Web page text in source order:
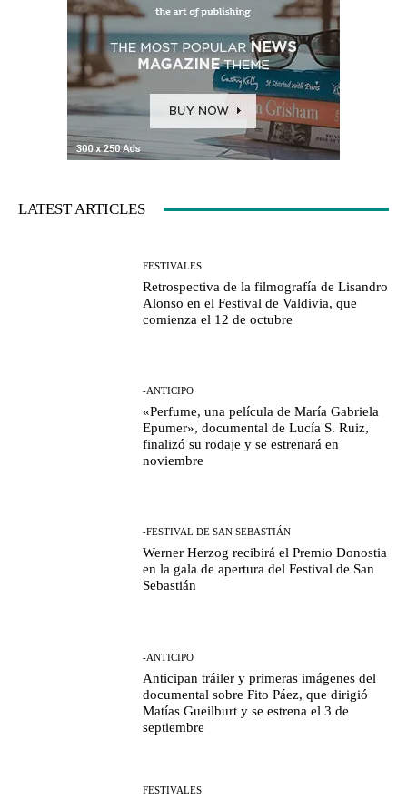
LATEST ARTICLES
FESTIVALES
Retrospectiva de la filmografía de Lisandro
Alonso en el Festival de Valdivia, que
comienza el 12 de octubre
-ANTICIPO
«Perfume, una película de María Gabriela
Epumer», documental de Lucía S. Ruiz,
finalizó su rodaje y se estrenará en
noviembre
-FESTIVAL DE SAN SEBASTIÁN
Werner Herzog recibirá el Premio Donostia
en la gala de apertura del Festival de San
Sebastián
-ANTICIPO
Anticipan tráiler y primeras imágenes del
documental sobre Fito Páez, que dirigió
Matías Gueilburt y se estrena el 3 de
septiembre
FESTIVALES